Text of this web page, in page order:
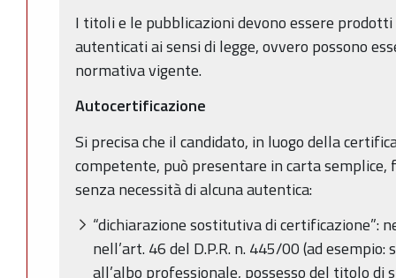
I titoli e le pubblicazioni devono essere
autenticati ai sensi di legge, ovvero possono
normativa vigente.
Autocertificazione
Si precisa che il candidato, in luogo della
competente, può presentare in carta semplice,
senza necessità di alcuna autentica:
“dichiarazione sostitutiva di certificazione”:
nell’art. 46 del D.P.R. n. 445/00 (ad
all’albo professionale, possesso del titolo di